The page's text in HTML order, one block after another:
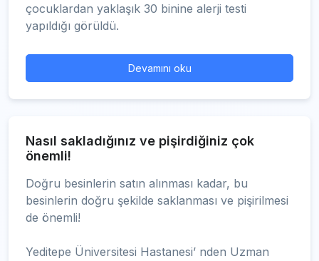
çocuklardan yaklaşık 30 binine alerji testi
yapıldığı görüldü.
Devamını oku
Nasıl sakladığınız ve pişirdiğiniz çok
önemli!
Doğru besinlerin satın alınması kadar, bu
besinlerin doğru şekilde saklanması ve pişirilmesi
de önemli!
Yeditepe Üniversitesi Hastanesi’ nden Uzman